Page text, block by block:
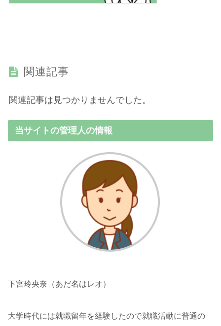
関連記事
関連記事は見つかりませんでした。
当サイトの管理人の情報
下宮玲央奈（あだ名はレオ）
大学時代には就職留年を経験したので就職活動に普通の